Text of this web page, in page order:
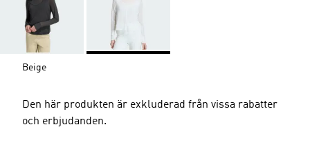
Beige
Den här produkten är exkluderad från vissa rabatter
och erbjudanden.